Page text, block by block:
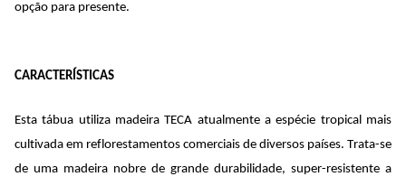
opção para presente.
CARACTERÍSTICAS
Esta tábua utiliza madeira TECA atualmente a espécie tropical mais
cultivada em reflorestamentos comerciais de diversos países. Trata-se
de uma madeira nobre de grande durabilidade, super-resistente a